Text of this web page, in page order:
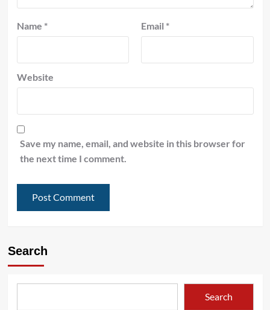
Name * Email *
Website
Save my name, email, and website in this browser for
the next time I comment.
Search
Search